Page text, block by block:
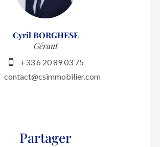
Cyril BORGHESE
Gérant
+33 6 20 89 03 75
contact@csimmobilier.com
Partager